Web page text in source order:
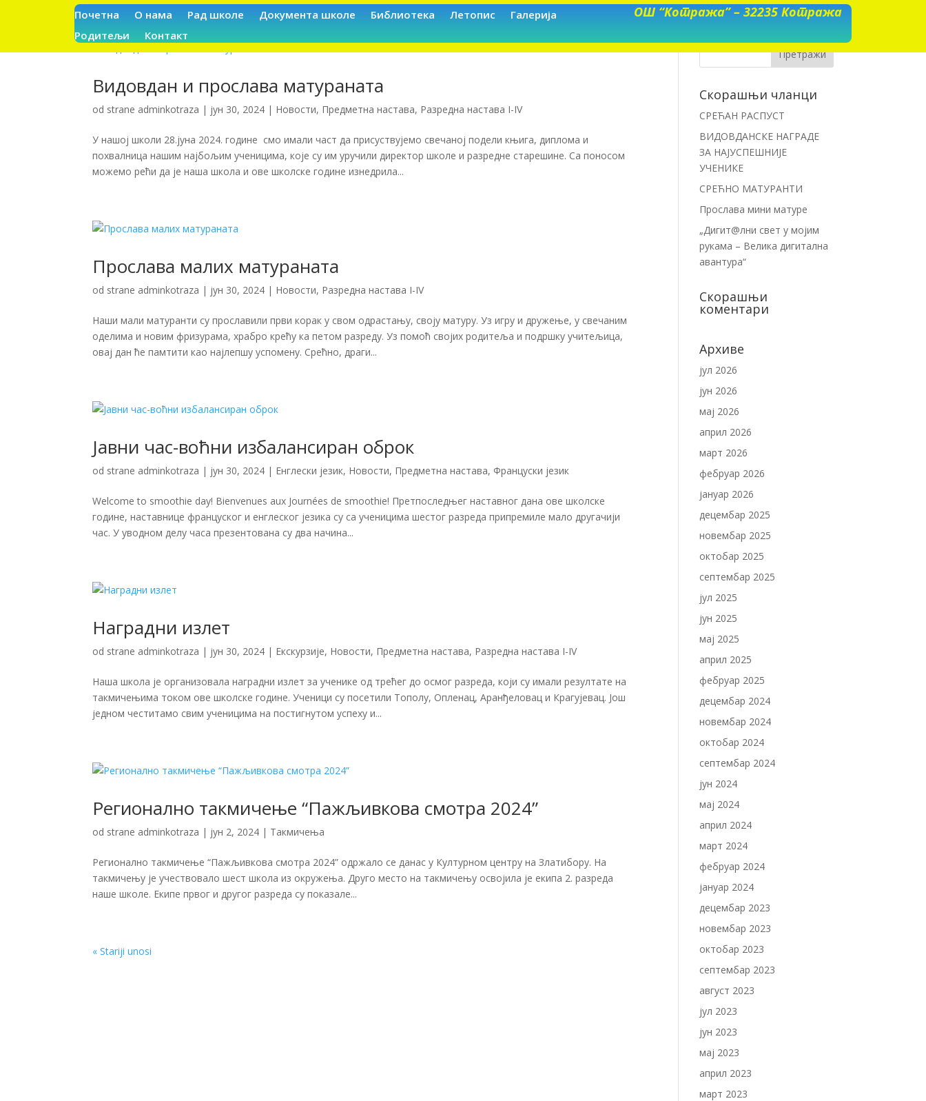
Почетна О нама Рад школе Документа школе Библиотека Летопис
Галерија
Родитељи
Контакт
ОШ “Котража” – 32235 Котража
Видовдан и прослава матураната
od strane adminkotraza | јун 30, 2024 | Новости, Предметна настава, Разредна настава I-IV
У нашој школи 28.јуна 2024. године смо имали част да присуствујемо свечаној подели књига, диплома и
похвалница нашим најбољим ученицима, које су им уручили директор школе и разредне старешине. Са поносом
можемо рећи да је наша школа и ове школске године изнедрила...
Прослава малих матураната
od strane adminkotraza | јун 30, 2024 | Новости, Разредна настава I-IV
Наши мали матуранти су прославили први корак у свом одрастању, своју матуру. Уз игру и дружење, у свечаним
оделима и новим фризурама, храбро крећу ка петом разреду. Уз помоћ својих родитеља и подршку учитељица,
овај дан ће памтити као најлепшу успомену. Срећно, драги...
Јавни час-воћни избалансиран оброк
od strane adminkotraza | јун 30, 2024 | Енглески језик, Новости, Предметна настава, Француски језик
Welcome to smoothie day! Bienvenues aux Journées de smoothie! Претпоследњег наставног дана ове школске
године, наставнице француског и енглеског језика су са ученицима шестог разреда припремиле мало другачији
час. У уводном делу часа презентована су два начина...
Наградни излет
od strane adminkotraza | јун 30, 2024 | Екскурзије, Новости, Предметна настава, Разредна настава I-IV
Наша школа је организовала наградни излет за ученике од трећег до осмог разреда, који су имали резултате на
такмичењима током ове школске године. Ученици су посетили Тополу, Опленац, Аранђеловац и Крагујевац. Још
једном честитамо свим ученицима на постигнутом успеху и...
Регионално такмичење “Пажљивкова смотра 2024”
od strane adminkotraza | јун 2, 2024 | Такмичења
Регионално такмичење “Пажљивкова смотра 2024” одржало се данас у Културном центру на Златибору. На
такмичењу је учествовало шест школа из окружења. Друго место на такмичењу освојила је екипа 2. разреда
наше школе. Екипе првог и другог разреда су показале...
« Stariji unosi
Скорашњи чланци
СРЕЋАН РАСПУСТ
ВИДОВДАНСКЕ НАГРАДЕ
ЗА НАЈУСПЕШНИЈЕ
УЧЕНИКЕ
СРЕЋНО МАТУРАНТИ
Прослава мини матуре
„Дигит@лни свет у мојим
рукама – Велика дигитална
авантура“
Скорашњи
коментари
Архиве
јул 2026
јун 2026
мај 2026
април 2026
март 2026
фебруар 2026
јануар 2026
децембар 2025
новембар 2025
октобар 2025
септембар 2025
јул 2025
јун 2025
мај 2025
април 2025
фебруар 2025
децембар 2024
новембар 2024
октобар 2024
септембар 2024
јун 2024
мај 2024
април 2024
март 2024
фебруар 2024
јануар 2024
децембар 2023
новембар 2023
октобар 2023
септембар 2023
август 2023
јул 2023
јун 2023
мај 2023
април 2023
март 2023